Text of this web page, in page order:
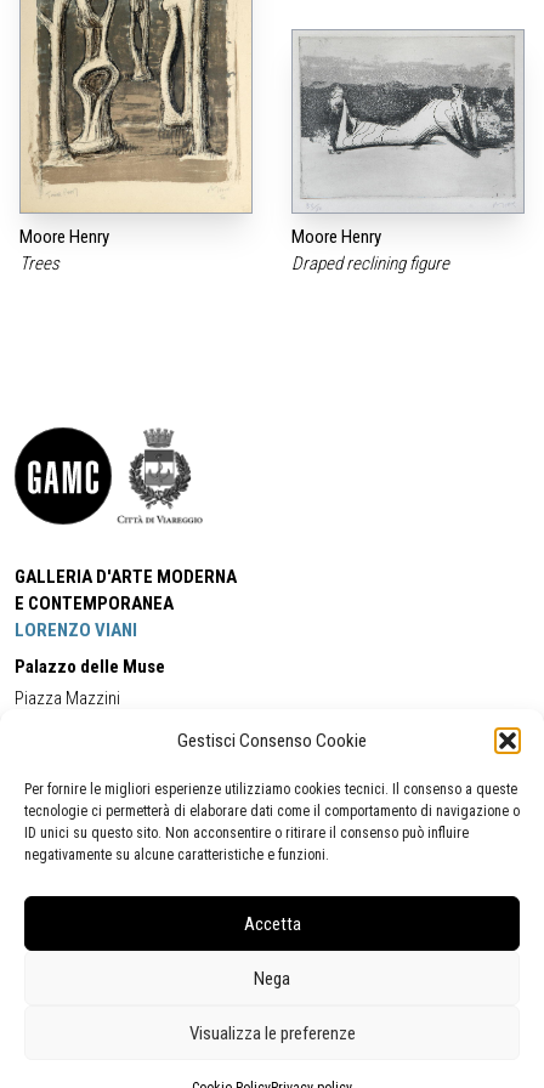
Gestisci Consenso Cookie
Per fornire le migliori esperienze utilizziamo cookies tecnici. Il consenso a queste
tecnologie ci permetterà di elaborare dati come il comportamento di navigazione o
ID unici su questo sito. Non acconsentire o ritirare il consenso può influire
negativamente su alcune caratteristiche e funzioni.
Accetta
Nega
Visualizza le preferenze
Moore Henry
Trees
Moore Henry
Draped reclining figure
GALLERIA D'ARTE MODERNA
E CONTEMPORANEA
LORENZO VIANI
Palazzo delle Muse
Piazza Mazzini
Cell:+39 338 5714978 (orario apertura Galleria)
Tel:
+39 0584 944580
(orario 09.00/13.00)
Email:gamc@comune.viareggio.lu.it
Segnalazione di inaccessibilità